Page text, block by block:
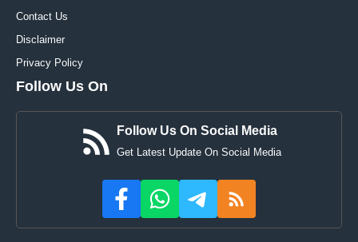
Contact Us
Disclaimer
Privacy Policy
Follow Us On
Follow Us On Social Media
Get Latest Update On Social Media